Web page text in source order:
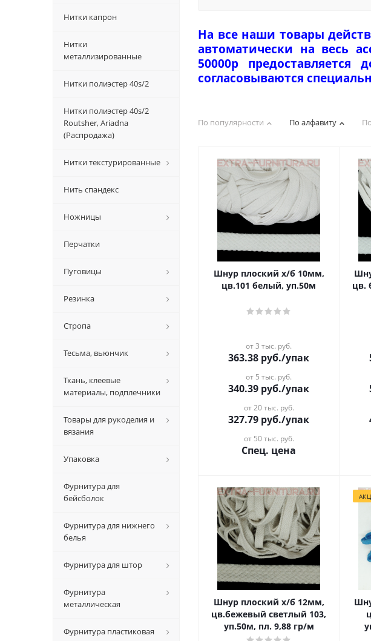
На все наши товары
автоматически на весь
50000р
согласовываются
По популярности По алфавиту
Шнур плоский х/б 10мм,
цв.101 белый, уп.50м
от 3 тыс. руб.
363.38 руб./упак
от 5 тыс. руб.
340.39 руб./упак
от 20 тыс. руб.
327.79 руб./упак
от 50 тыс. руб.
Спец. цена
цв.
Шнур плоский х/б 12мм,
цв.бежевый светлый 103,
уп.50м, пл. 9,88 гр/м
Нитки капрон
Нитки
металлизированные
Нитки полиэстер 40s/2
Нитки полиэстер 40s/2
Routsher, Ariadna
(Распродажа)
Нитки текстурированные
Нить спандекс
Ножницы
Перчатки
Пуговицы
Резинка
Стропа
Тесьма, вьюнчик
Ткань, клеевые
материалы, подплечники
Товары для рукоделия и
вязания
Упаковка
Фурнитура для
бейсболок
Фурнитура для нижнего
белья
Фурнитура для штор
Фурнитура
металлическая
Фурнитура пластиковая